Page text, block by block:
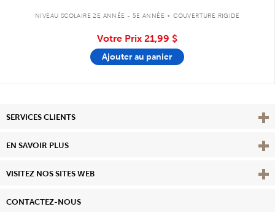
NIVEAU SCOLAIRE 2E ANNÉE - 5E ANNÉE . COUVERTURE RIGIDE
Votre Prix 21,99 $
Ajouter au panier
SERVICES CLIENTS
EN SAVOIR PLUS View
VISITEZ NOS SITES WEB
CONTACTEZ-NOUS